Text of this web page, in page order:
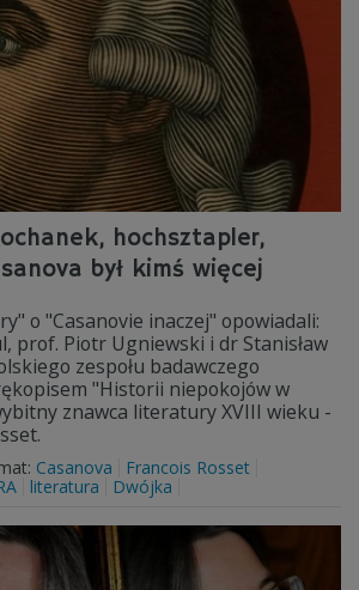
hochsztapler,
był kimś więcej
o "Casanovie inaczej" opowiadali:
prof. Piotr Ugniewski i dr Stanisław
zespołu badawczego
"Historii niepokojów w
znawca literatury XVIII wieku -
Casanova
Francois Rosset
literatura Dwójka